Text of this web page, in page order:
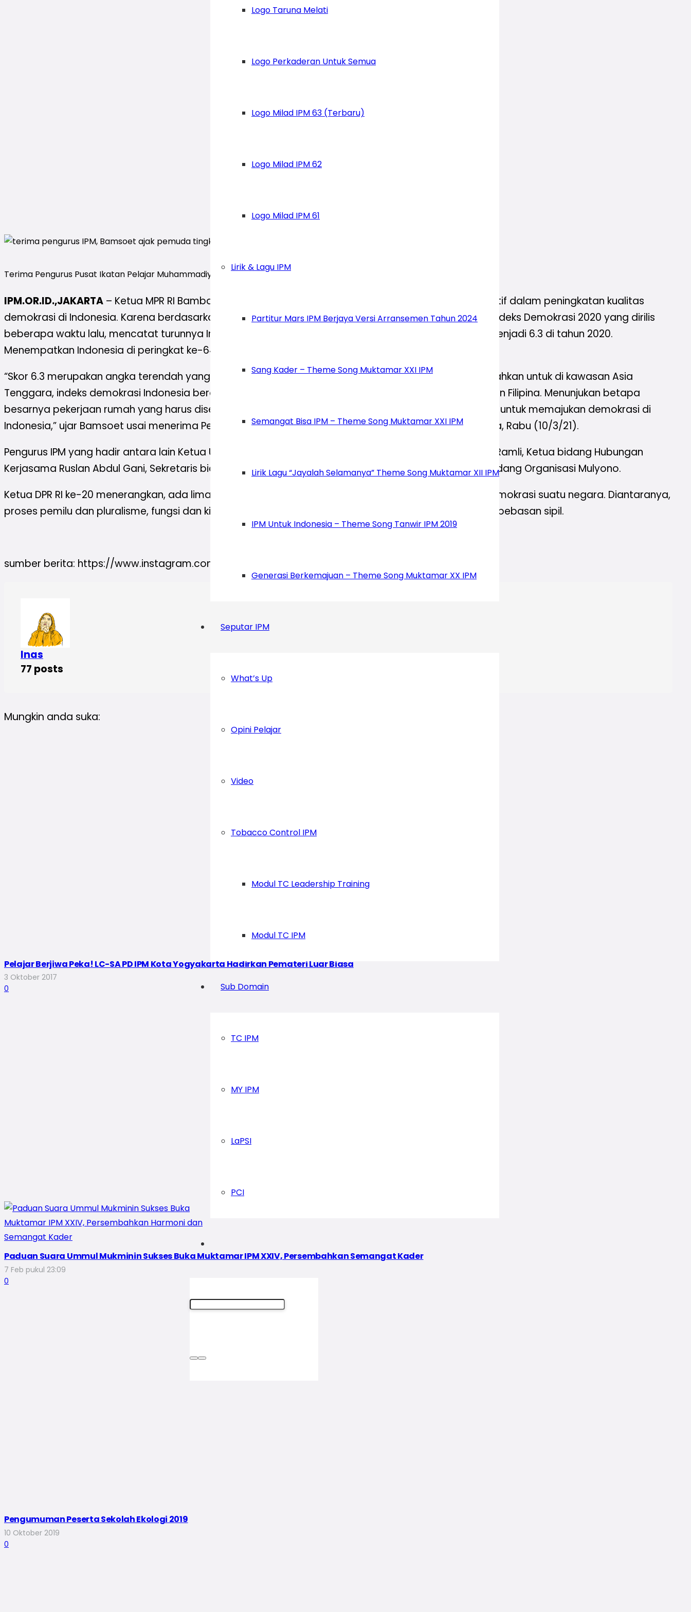
Logo Taruna Melati
Logo Perkaderan Untuk Semua
Logo Milad IPM 63 (Terbaru)
Logo Milad IPM 62
Logo Milad IPM 61
Lirik & Lagu IPM
Partitur Mars IPM Berjaya Versi Arransemen Tahun 2024
Sang Kader – Theme Song Muktamar XXI IPM
Semangat Bisa IPM – Theme Song Muktamar XXI IPM
Lirik Lagu “Jayalah Selamanya” Theme Song Muktamar XII IPM
IPM Untuk Indonesia – Theme Song Tanwir IPM 2019
Generasi Berkemajuan – Theme Song Muktamar XX IPM
Seputar IPM
What’s Up
Opini Pelajar
Video
Tobacco Control IPM
Modul TC Leadership Training
Modul TC IPM
Sub Domain
TC IPM
MY IPM
LaPSI
PCI
Terima Pengurus Pusat Ikatan Pelajar Muhammadiyah, Bamsoet Ajak Pemuda Tingkatkan Kualitas Demokrasi
IPM.OR.ID.,JAKARTA – Ketua MPR RI Bambang Soesatyo mengajak kalangan
untuk terlibat aktif dalam peningkatan kualitas
demokrasi di Indonesia. Karena berdasarkan laporan The Economist Intelligence Unit (EIU) mengenai Indeks Demokrasi 2020 yang dirilis
beberapa waktu lalu, mencatat turunnya Indeks Demokrasi di Indonesia dari skor 6.48 di tahun 2019 menjadi 6.3 di tahun 2020.
Menempatkan Indonesia di peringkat ke-64 dari 167 negara dunia.
“Skor 6.3 merupakan angka terendah yang diperoleh Indonesia dalam kurun waktu 14 tahun terakhir. Bahkan untuk di kawasan Asia
Tenggara, indeks demokrasi Indonesia berada di peringkat empat, di bawah Malaysia, Timor Leste, dan Filipina. Menunjukan betapa
besarnya pekerjaan rumah yang harus diselesaikan oleh berbagai pihak, terutama kalangan pemuda, untuk memajukan demokrasi di
Indonesia,” ujar Bamsoet usai menerima Pengurus Pusat Ikatan PelajarMuhammadiyah(IPM) di Jakarta, Rabu (10/3/21).
Pengurus IPM yang hadir antara lain Ketua Umum
, Sekretaris Jenderal Furqon Ramli, Ketua bidang Hubungan
Kerjasama Ruslan Abdul Gani, Sekretaris bidang Organisasi Multazam Ahmad Tawalla dan anggota bidang Organisasi Mulyono.
Ketua DPR RI ke-20 menerangkan, ada lima indikator yang digunakan EIU dalam menentukan indeks demokrasi suatu negara. Diantaranya,
proses pemilu dan pluralisme, fungsi dan kinerja pemerintah, partisipasi politik, budaya politik, serta kebebasan sipil.
sumber berita: https://www.instagram.com/p/CMOT-1ZHtTG/?igshid=uhltoyifkqhn
Inas
77 posts
Mungkin anda suka:
Pelajar Berjiwa Peka! LC-SA PD IPM Kota Yogyakarta Hadirkan Pemateri Luar Biasa
3 Oktober 2017
0
Paduan Suara Ummul Mukminin Sukses Buka Muktamar IPM XXIV, Persembahkan Semangat Kader
7 Feb pukul 23:09
0
Pengumuman Peserta Sekolah Ekologi 2019
10 Oktober 2019
0